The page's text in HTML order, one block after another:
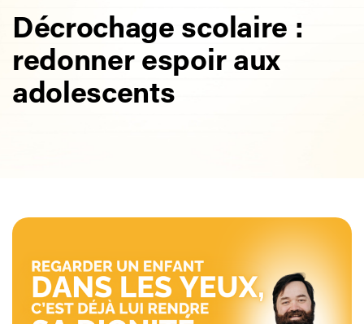
Décrochage scolaire :
redonner espoir aux
adolescents